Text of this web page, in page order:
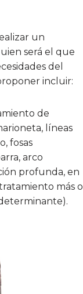
un
será el que
del
incluir:
de
líneas
fosas
arco
profunda, en
más o